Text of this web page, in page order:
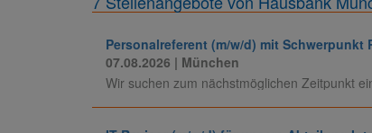
Personalreferent (m/w/d) mit Schwerpunkt
07.08.2026 | München
Wir suchen zum nächstmöglichen Zeitpunkt